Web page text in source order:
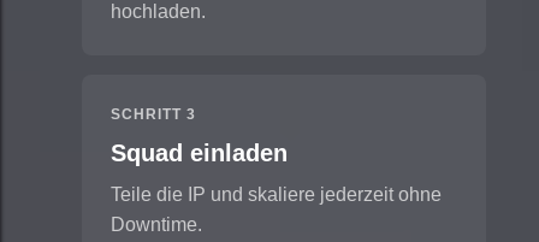
hochladen.
SCHRITT 3
Squad einladen
Teile die IP und skaliere jederzeit ohne
Downtime.